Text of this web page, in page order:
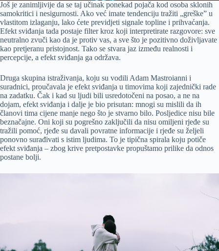
Još je zanimljivije da se taj učinak ponekad pojača kod osoba sklonih
samokritici i nesigurnosti. Ako već imate tendenciju tražiti „greške” u
vlastitom izlaganju, lako ćete previdjeti signale topline i prihvaćanja.
Efekt sviđanja tada postaje filter kroz koji interpretirate razgovore: sve
neutralno zvuči kao da je protiv vas, a sve što je pozitivno doživljavate
kao pretjeranu pristojnost. Tako se stvara jaz između realnosti i
percepcije, a efekt sviđanja ga održava.
Druga skupina istraživanja, koju su vodili Adam Mastroianni i
suradnici, proučavala je efekt sviđanja u timovima koji zajednički rade
na zadatku. Čak i kad su ljudi bili usredotočeni na posao, a ne na
dojam, efekt sviđanja i dalje je bio prisutan: mnogi su mislili da ih
članovi tima cijene manje nego što je stvarno bilo. Posljedice nisu bile
beznačajne. Oni koji su pogrešno zaključili da nisu omiljeni rjeđe su
tražili pomoć, rjeđe su davali povratne informacije i rjeđe su željeli
ponovno surađivati s istim ljudima. To je tipična spirala koju potiče
efekt sviđanja – zbog krive pretpostavke propuštamo prilike da odnos
postane bolji.